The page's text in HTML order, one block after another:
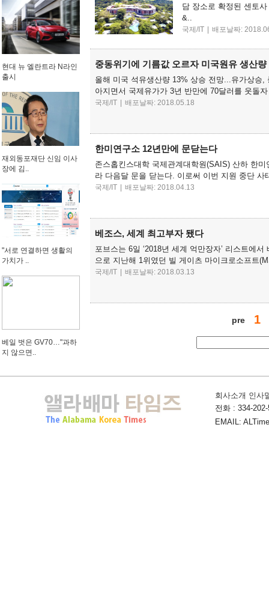
담 장소로 확정된 센토
&..
국제/IT 배포날짜:
중동위기에 기름값 오르자 미국원유 생산량
올해 미국 석유생산량 13% 상승 전망...유가상
아지면서 국제유가가 3년 반만에 70달러를 웃돌
국제/IT 배포날짜: 2018.05.18
한미연구소 12년만에 문닫는다
존스홉킨스대학 국제관계대학원(SAIS) 산하 한
라 다음달 문을 닫는다. 이로써 이번 지원 중단
국제/IT 배포날짜: 2018.04.13
베조스, 세계 최고부자 됐다
포브스는 6일 ‘2018년 세계 억만장자’ 리스트에
으로 지난해 1위였던 빌 게이츠 마이크로소프트
국제/IT 배포날짜: 2018.03.13
pre 1
현대 뉴 엘란트라 N라인
출시
재외동포재단 신임 이사
장에 김..
"서로 연결하면 생활의
가치가 ..
베일 벗은 GV70…"과하
지 않으면..
회사소개 인사
전화 : 334-
EMAIL: